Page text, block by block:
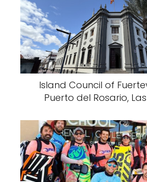
Island Council of
Puerto del Rosario,